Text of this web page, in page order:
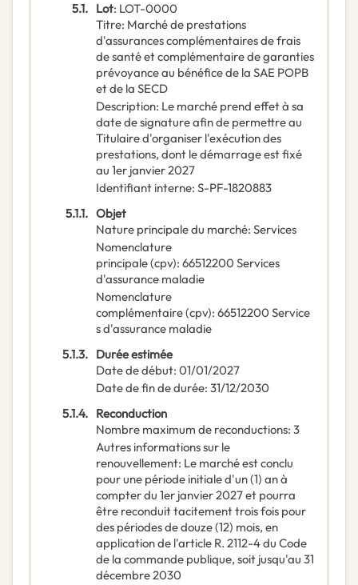
5.1. Lot: LOT-0000
Titre: Marché de prestations
d'assurances complémentaires de frais
de santé et complémentaire de garanties
prévoyance au bénéfice de la SAE POPB
et de la SECD
Description: Le marché prend effet à sa
date de signature afin de permettre au
Titulaire d'organiser l'exécution des
prestations, dont le démarrage est fixé
au 1er janvier 2027
Identifiant interne: S-PF-1820883
5.1.1. Objet
Nature principale du marché: Services
Nomenclature
principale(cpv): 66512200 Services
d'assurance maladie
Nomenclature
complémentaire(cpv): 66512200 Service
s d'assurance maladie
5.1.3. Durée estimée
Date de début: 01/01/2027
Date de fin de durée: 31/12/2030
5.1.4. Reconduction
Nombre maximum de reconductions: 3
Autres informations sur le
renouvellement: Le marché est conclu
pour une période initiale d'un (1) an à
compter du 1er janvier 2027 et pourra
être reconduit tacitement trois fois pour
des périodes de douze (12) mois, en
application de l'article R. 2112-4 du Code
de la commande publique, soit jusqu'au 31
décembre 2030